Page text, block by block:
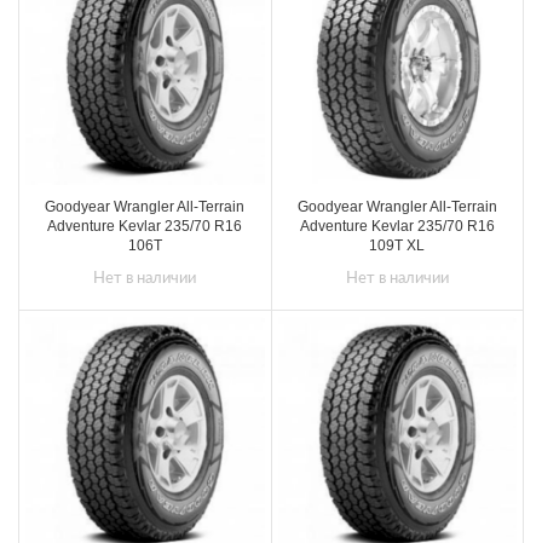
Goodyear Wrangler All-Terrain
Adventure Kevlar 235/70 R16
106T
Нет в наличии
Goodyear Wrangler All-Terrain
Adventure Kevlar 235/70 R16
109T XL
Нет в наличии